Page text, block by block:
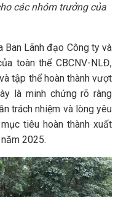
các nhóm trưởng của
Lãnh đạo Công ty và
toàn thể CBCNV-NLĐ,
tập thể hoàn thành vượt
là minh chứng rõ ràng
trách nhiệm và lòng yêu
tiêu hoàn thành xuất
2025.